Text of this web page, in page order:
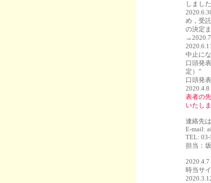
しまし
め，受
の決定
中止に
口頭発
定）”
口頭発
2020.4.8
表者の
いたし
連絡先
E-mail:
TEL: 03-
担当：
時当サ